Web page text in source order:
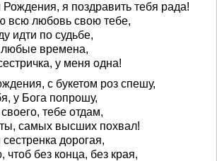
я поздравить тебя рада!
всю любовь свою тебе,
идти по судьбе,
времена,
у меня одна!
с букетом роз спешу,
у Бога попрошу,
тебе отдам,
самых высших похвал!
дорогая,
чтоб без конца, без края,